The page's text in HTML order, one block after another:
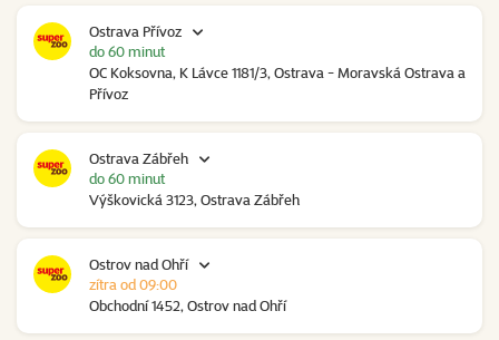
Ostrava Přívoz
OC Koksovna, K Lávce 1181/3, Ostrava - Moravská Ostrava a
Přívoz
do 60 minut
Ostrava Zábřeh
Výškovická 3123, Ostrava Zábřeh
do 60 minut
Ostrov nad Ohří
Obchodní 1452, Ostrov nad Ohří
zítra od 09:00